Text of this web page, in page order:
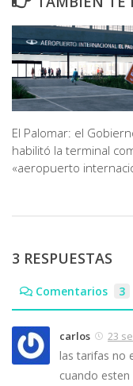
El Palomar: el
habilitó la terminal
«aeropuerto
3 RESPUESTAS
Comentarios 3
carlos 23
las tarifas no
cuando esten